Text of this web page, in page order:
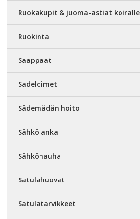
Ruokakupit & juoma-astiat koiralle
Ruokinta
Saappaat
Sadeloimet
Sädemädän hoito
Sähkölanka
Sähkönauha
Satulahuovat
Satulatarvikkeet